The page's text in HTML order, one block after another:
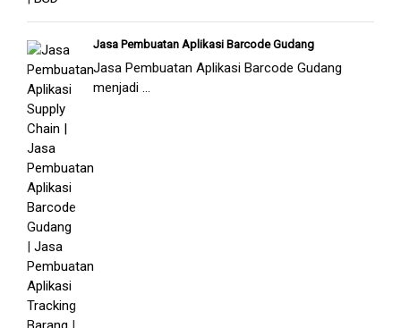
Jasa Pembuatan Aplikasi Barcode Gudang
Jasa Pembuatan Aplikasi Barcode Gudang
menjadi ...